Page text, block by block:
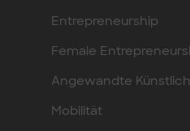
Entrepreneurship
Female
Angewandte
Mobilität